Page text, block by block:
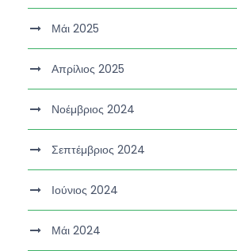
Μάι 2025
Απρίλιος 2025
Νοέμβριος 2024
Σεπτέμβριος 2024
Ιούνιος 2024
Μάι 2024